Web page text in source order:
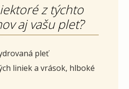
z týchto
aj vašu pleť?
pleť
liniek a vrások, hlboké